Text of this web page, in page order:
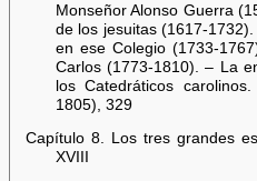
Monseñor Alonso Guerra
de los jesuitas (1617-
en ese Colegio (1733-
Carlos (1773-1810). – La
los Catedráticos
1805), 329
Capítulo 8. Los tres grandes
XVIII